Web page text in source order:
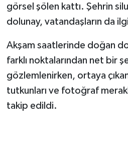
görsel şölen kattı. Şehrin
dolunay, vatandaşların da
Akşam saatlerinde doğan
farklı noktalarından net bir
gözlemlenirken, ortaya
tutkunları ve fotoğraf
takip edildi.
Yaşam